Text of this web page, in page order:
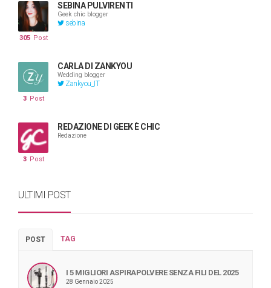
SEBINA PULVIRENTI
Geek chic blogger
sebina
305 Post
CARLA DI ZANKYOU
Wedding blogger
Zankyou_IT
3 Post
REDAZIONE DI GEEK È CHIC
Redazione
3 Post
ULTIMI POST
POST TAG
I 5 MIGLIORI ASPIRAPOLVERE SENZA FILI DEL 2025
28 Gennaio 2025